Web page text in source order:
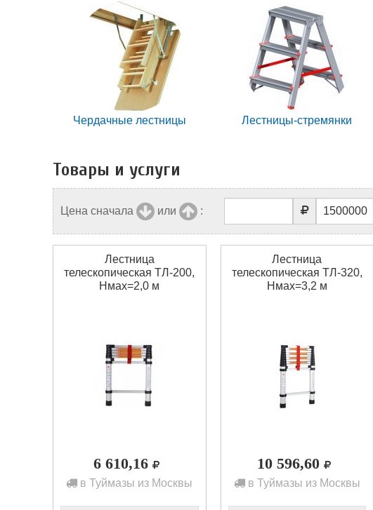
Чердачные лестницы Лестницы-стремянки
Товары и услуги
Цена сначала или :
Лестница
телескопическая ТЛ-200,
Нмах=2,0 м
6 610,16
в Туймазы из Москвы
Лестница
телескопическая ТЛ-320,
Нмах=3,2 м
10 596,60
в Туймазы из Москвы